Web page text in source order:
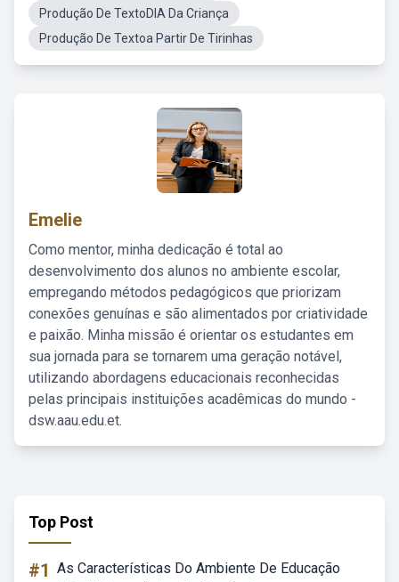
Produção De TextoDIA Da Criança
Produção De Textoa Partir De Tirinhas
Emelie
Como mentor, minha dedicação é total ao
desenvolvimento dos alunos no ambiente escolar,
empregando métodos pedagógicos que priorizam
conexões genuínas e são alimentados por criatividade
e paixão. Minha missão é orientar os estudantes em
sua jornada para se tornarem uma geração notável,
utilizando abordagens educacionais reconhecidas
pelas principais instituições acadêmicas do mundo -
dsw.aau.edu.et.
Top Post
#1 As Características Do Ambiente De Educação